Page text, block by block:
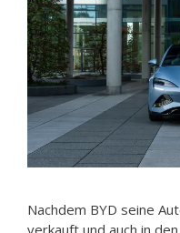
Nachdem BYD seine
verkauft und auch in